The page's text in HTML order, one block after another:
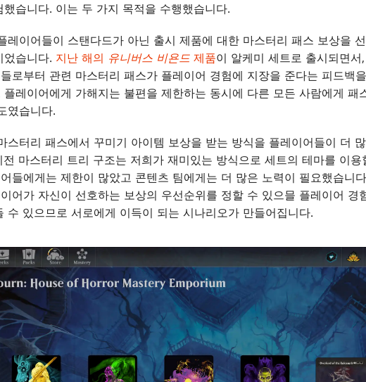
했습니다. 이는 두 가지 목적을 수행했습니다.
레이어들이 스탠다드가 아닌 출시 제품에 대한 마스터리 패스 보상을
습니다. 지난 해의 유니버스 비욘드 제품이 알케미 세트로 출시되면
로부터 관련 마스터리 패스가 플레이어 경험에 지장을 준다는 피드백
플레이어에게 가해지는 불편을 제한하는 동시에 다른 모든 사람에게 패
였습니다.
스터리 패스에서 꾸미기 아이템 보상을 받는 방식을 플레이어들이 더
전 마스터리 트리 구조는 저희가 재미있는 방식으로 세트의 테마를 이
들에게는 제한이 많았고 콘텐츠 팀에게는 더 많은 노력이 필요했습니
어가 자신이 선호하는 보상의 우선순위를 정할 수 있으믈 플레이어 경
수 있으므로 서로에게 이득이 되는 시나리오가 만들어집니다.